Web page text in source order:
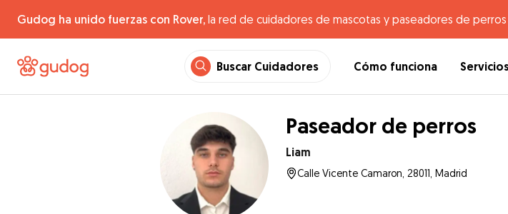
Gudog ha unido fuerzas con Rover, la red de cuidadores de mascotas y paseadores de
Buscar Cuidadores Cómo funciona
Paseador de perros
Liam
Calle Vicente Camaron, 28011, Madrid